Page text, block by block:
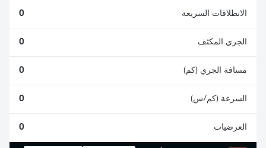
الانطلاقات السريعة 0
الجري المكثف 0
مسافة الجري (كم) 0
السرعة (كم/س) 0
العرضيات 0